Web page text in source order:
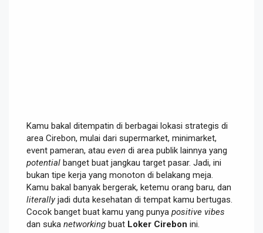
Kamu bakal ditempatin di berbagai lokasi strategis di
area Cirebon, mulai dari supermarket, minimarket,
event pameran, atau even di area publik lainnya yang
potential banget buat jangkau target pasar. Jadi, ini
bukan tipe kerja yang monoton di belakang meja.
Kamu bakal banyak bergerak, ketemu orang baru, dan
literallyjadi duta kesehatan di tempat kamu bertugas.
Cocok banget buat kamu yang punya positive vibes
dan suka networking buat Loker Cirebon ini.